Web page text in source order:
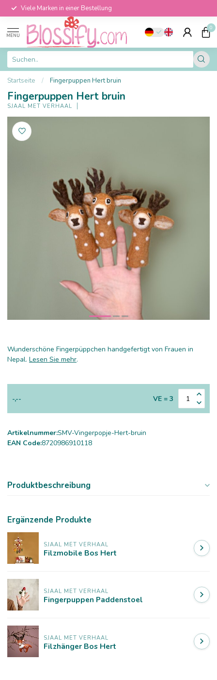
Viele Marken in einer Bestellung
MENU
0
Startseite / Fingerpuppen Hert bruin
Fingerpuppen Hert bruin
SJAAL MET VERHAAL
Wunderschöne Fingerpüppchen handgefertigt von Frauen in
Nepal. Lesen Sie mehr.
-,-- VE = 3
Artikelnummer:SMV-Vingerpopje-Hert-bruin
EAN Code:8720986910118
Produktbeschreibung
Ergänzende Produkte
SJAAL MET VERHAAL
Filzmobile Bos Hert
SJAAL MET VERHAAL
Fingerpuppen Paddenstoel
SJAAL MET VERHAAL
Filzhänger Bos Hert